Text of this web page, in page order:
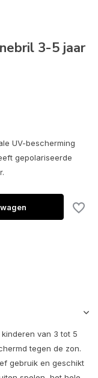
3-5 jaar
UV-bescherming
gepolariseerde
kinderen van 3 tot 5
tegen de zon.
gebruik en geschikt